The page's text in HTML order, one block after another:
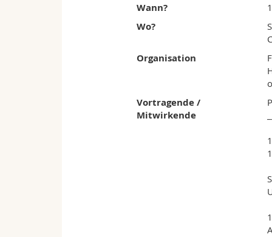
Wann?
Wo?
Organisation
Vortragende /
Mitwirkende